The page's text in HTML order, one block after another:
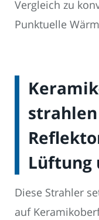
Vergleich zu
Punktuelle
Lüftung
Diese Strahler
auf